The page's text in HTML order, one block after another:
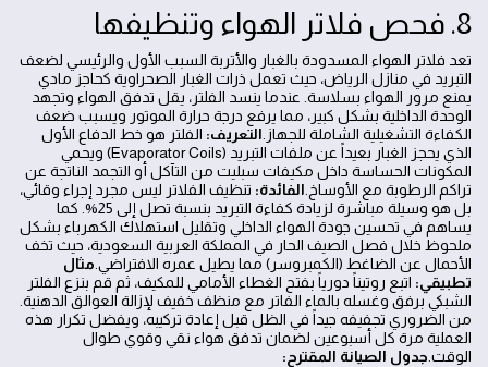
8. فحص فلاتر الهواء وتنظيفها
تعد فلاتر الهواء المسدودة بالغبار والأتربة السبب الأول والرئيسي لضعف
التبريد في منازل الرياض، حيث تعمل ذرات الغبار الصحراوية كحاجز مادي
يمنع مرور الهواء بسلاسة. عندما ينسد الفلتر، يقل تدفق الهواء وتجهد
الوحدة الداخلية بشكل كبير، مما يرفع درجة حرارة الموتور ويسبب ضعف
الكفاءة التشغيلية الشاملة للجهاز. التعريف: الفلتر هو خط الدفاع الأول
الذي يحجز الغبار بعيداً عن ملفات التبريد (Evaporator Coils) ويحمي
المكونات الحساسة داخل مكيفات سبليت من التآكل أو التجمد الناتجة عن
تراكم الرطوبة مع الأوساخ. الفائدة: تنظيف الفلاتر ليس مجرد إجراء وقائي،
بل هو وسيلة مباشرة لزيادة كفاءة التبريد بنسبة تصل إلى 25%. كما
يساهم في تحسين جودة الهواء الداخلي وتقليل استهلاك الكهرباء بشكل
ملحوظ خلال فصل الصيف الحار في المملكة العربية السعودية، حيث تخف
الأحمال عن الضاغط (الكمبروسر) مما يطيل عمره الافتراضي. مثال
تطبيقي: اتبع روتيناً دورياً بفتح الغطاء الأمامي للمكيف، ثم قم بنزع الفلتر
الشبكي برفق وغسله بالماء الفاتر مع منظف خفيف لإزالة العوالق الدهنية.
من الضروري تجفيفه جيداً في الظل قبل إعادة تركيبه، ويفضل تكرار هذه
العملية مرة كل أسبوعين لضمان تدفق هواء نقي وقوي طوال
الوقت. جدول الصيانة المقترح: